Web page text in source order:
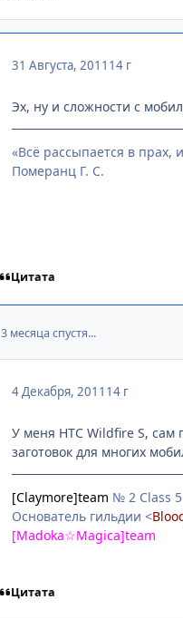
31 Августа, 2011 14 г
Эх, ну и сложности с
«Всё рассыпается в прах,
Померанц Г. С.
Цитата
3 месяца спустя...
4 Декабря, 2011 14 г
У меня HTC Wildfire S, сам
заготовок для многих
[Claymore]team № 2 Class
Основатель гильдии <
[Madoka☆Magica]team
Цитата